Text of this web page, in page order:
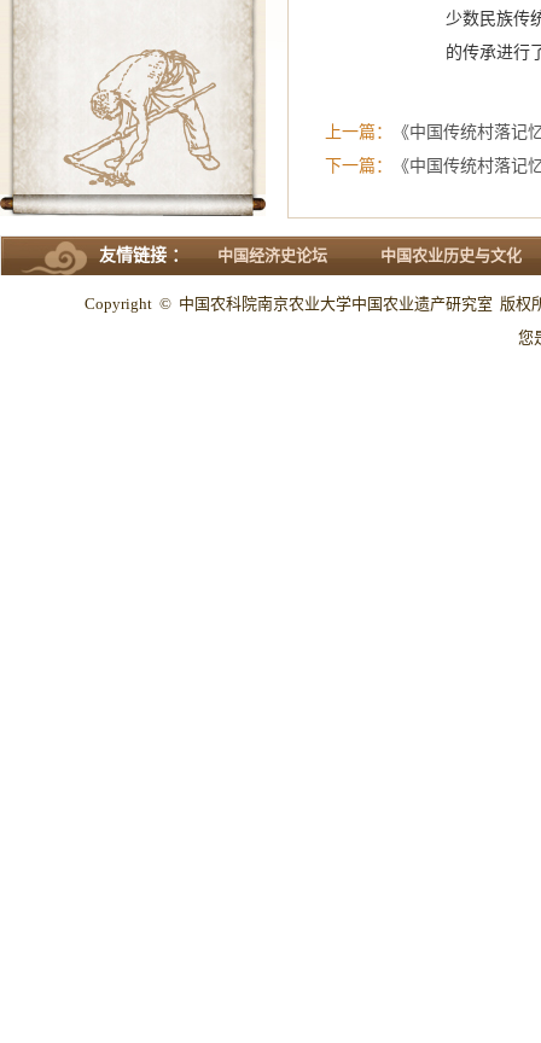
少数民族传
的传承进行
上一篇：
《中国传统村落记
下一篇：
《中国传统村落记
友情链接 ： 中国经济史论坛 中国农业历史与文化
Copyright © 中国农科院南京农业大学中国农业遗产研究室 版权
您